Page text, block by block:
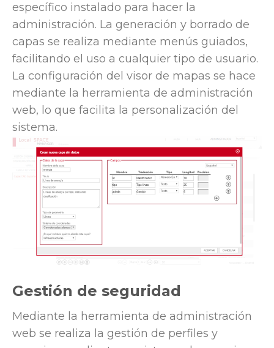
específico instalado para hacer la
administración. La generación y borrado de
capas se realiza mediante menús guiados,
facilitando el uso a cualquier tipo de usuario.
La configuración del visor de mapas se hace
mediante la herramienta de administración
web, lo que facilita la personalización del
sistema.
Gestión de seguridad
Mediante la herramienta de administración
web se realiza la gestión de perfiles y